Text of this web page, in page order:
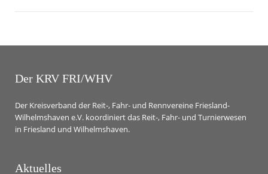
Der KRV FRI/WHV
Der Kreisverband der Reit-, Fahr- und Rennvereine Friesland-
Wilhelmshaven e.V. koordiniert das Reit-, Fahr- und Turnierwesen
in Friesland und Wilhelmshaven.
Aktuelles